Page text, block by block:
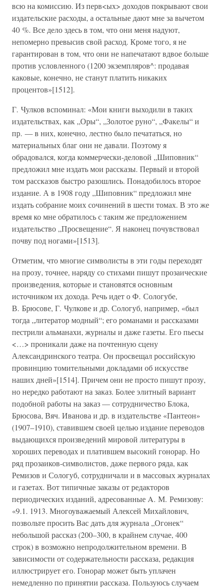
всю на комиссию. Из перв<ых> доходов покрывают свои
издательские расходы, а остальные дают мне за вычетом
40 %. Все дело здесь в том, что они меня надуют,
непомерно превысив свой расход. Кроме того, я не
гарантирован в том, что они не напечатают вдвое больше
против условленного (1200 экземпляров^: продавая
каковые, конечно, не станут платить никаких
процентов»[1512].
Г. Чулков вспоминал: «Мои книги выходили в таких
издательствах, как „Оры“, „Золотое руно“, „Факелы“ и
пр. — в них, конечно, лестно было печататься, но
материальных благ они не давали. Поэтому я
обрадовался, когда коммерчески-деловой „Шиповник“
предложил мне издать мои рассказы. Первый и второй
том рассказов быстро разошлись. Понадобилось второе
издание. А в 1908 году „Шиповник“ предложил мне
издать собрание моих сочинений в шести томах. В это же
время ко мне обратилось с таким же предложением
издательство „Просвещение“. Я наконец почувствовал
почву под ногами»[1513].
Отметим, что многие символисты в эти годы переходят
на прозу, точнее, наряду со стихами пишут прозаические
произведения, которые и становятся основным
источником их дохода. Речь идет о Ф. Сологубе,
В. Брюсове, Г. Чулкове и др. Сологуб, например, «был
тогда „литератор модный“; его романами и рассказами
пестрили альманахи, журналы и даже газеты. Его пьесы
<…> проникали даже на почтенную сцену
Александринского театра. Он просвещал российскую
провинцию томительными докладами об искусстве
наших дней»[1514]. Причем они не просто пишут прозу,
но нередко работают на заказ. Более элитный вариант
подобной работы на заказ — сотрудничество Блока,
Брюсова, Вяч. Иванова и др. в издательстве «Пантеон»
(1907–1910), ставившем своей целью издание переводов
выдающихся произведений мировой литературы в
хороших переводах и платившем высокий гонорар. Но
ряд прозаиков-символистов, даже первого ряда, как
Ремизов и Сологуб, сотрудничали и в массовых журналах
и газетах. Вот типичные заказы от редакторов
периодических изданий, адресованные A. М. Ремизову:
«9.1. 1913. Многоуважаемый Алексей Михайлович,
позвольте просить Вас дать для журнала „Огонек“
небольшой рассказ (200–300, в крайнем случае, 400
строк) в возможно непродолжительном времени. В
зависимости от содержательности рассказа, редакция
иллюстрирует его. Гонорар может быть уплачен
немедленно по принятии рассказа. Пользуюсь случаем